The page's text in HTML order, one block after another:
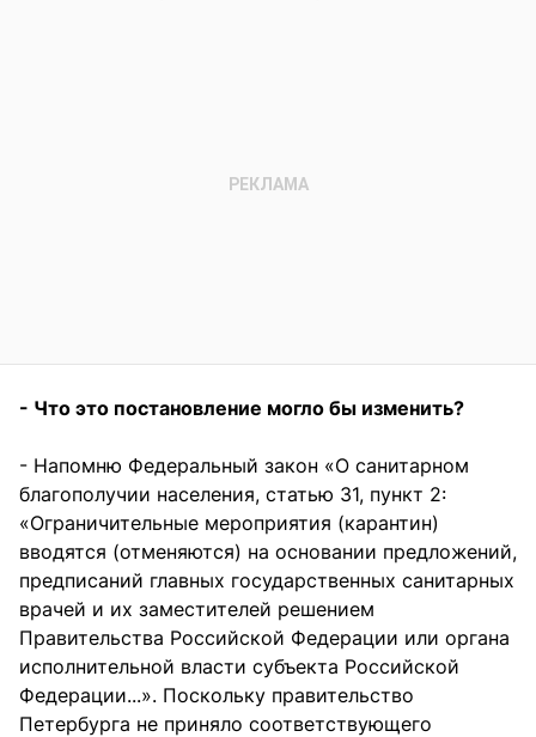
- Что это постановление могло бы изменить?
- Напомню Федеральный закон «О санитарном
благополучии населения, статью 31, пункт 2:
«Ограничительные мероприятия (карантин)
вводятся (отменяются) на основании предложений,
предписаний главных государственных санитарных
врачей и их заместителей решением
Правительства Российской Федерации или органа
исполнительной власти субъекта Российской
Федерации...». Поскольку правительство
Петербурга не приняло соответствующего